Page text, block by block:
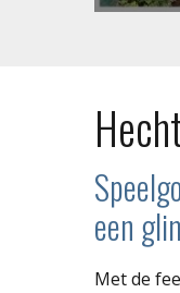
een
Met de